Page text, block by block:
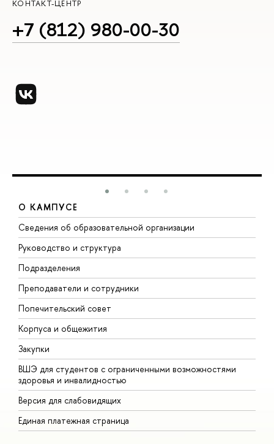
КОНТАКТ-ЦЕНТР
+7 (812) 980-00-30
О КАМПУСЕ
Сведения об образовательной организации
Руководство и структура
Подразделения
Преподаватели и сотрудники
Попечительский совет
Корпуса и общежития
Закупки
ВШЭ для студентов с ограниченными возможностями
здоровья и инвалидностью
Версия для слабовидящих
Единая платежная страница